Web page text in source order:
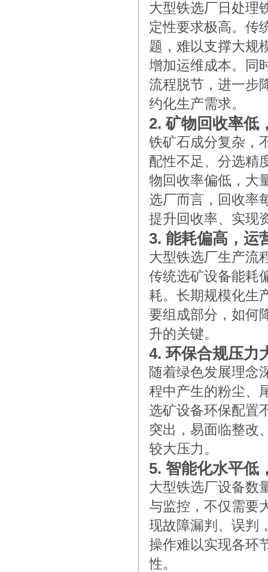
大型铁选厂日处理
定性要求极高。传
题，难以支撑大规
增加运维成本。同
流程脱节，进一步
约化生产需求。
2. 矿物回收率低
铁矿石成分复杂，
配性不足、分选精
物回收率偏低，大
选厂而言，回收率
提升回收率、实现
3. 能耗偏高，运
大型铁选厂生产流
传统选矿设备能耗
耗。长期规模化生
要组成部分，如何
升的关键。
4. 环保合规压力
随着绿色发展理念
程中产生的粉尘、
选矿设备环保配置
突出，易面临整改
较大压力。
5. 智能化水平低
大型铁选厂设备数
与监控，不仅需要
现故障漏判、误判
操作难以实现各环
性。